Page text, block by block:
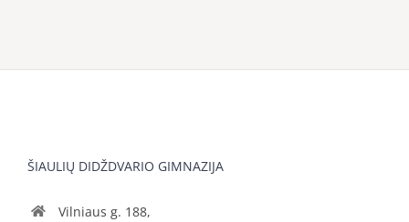
ŠIAULIŲ DIDŽDVARIO GIMNAZIJA
Vilniaus g. 188,